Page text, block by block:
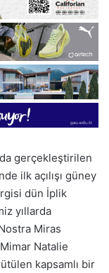
gerçekleştirilen
ilk açılışı güney
dün İplik
yıllarda
Miras
Natalie
kapsamlı bir